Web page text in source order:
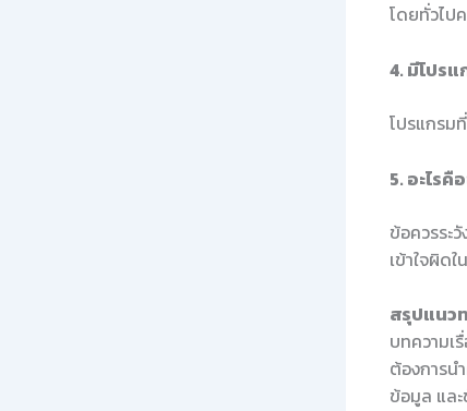
โดยทั่วไป
4. มีโปรแ
โปรแกรม
5. อะไรคื
ข้อควรระ
เข้าใจผิด
สรุปแนว
บทความเ
ต้องการน
ข้อมูล แล